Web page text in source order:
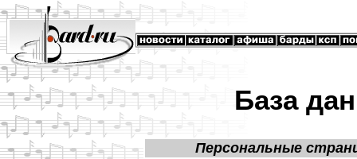
База
Персональные